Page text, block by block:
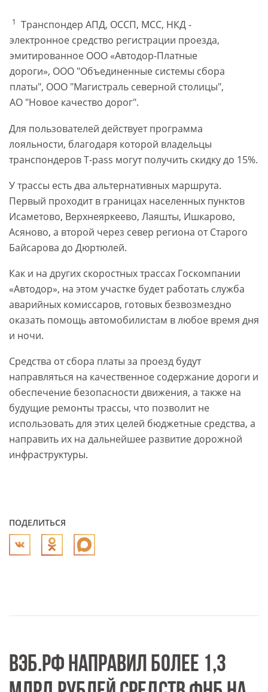
1 Транспондер АПД, ОССП, МСС, НКД -
электронное средство регистрации проезда,
эмитированное ООО «Автодор-Платные
дороги», ООО "Объединенные системы сбора
платы", ООО "Магистраль северной столицы",
АО "Новое качество дорог".
Для пользователей действует программа
лояльности, благодаря которой владельцы
транспондеров T-pass могут получить скидку до 15%.
У трассы есть два альтернативных маршрута.
Первый проходит в границах населенных пунктов
Исаметово, Верхнеяркеево, Лаяшты, Ишкарово,
Асяново, а второй через север региона от Старого
Байсарова до Дюртюлей.
Как и на других скоростных трассах Госкомпании
«Автодор», на этом участке будет работать служба
аварийных комиссаров, готовых безвозмездно
оказать помощь автомобилистам в любое время дня
и ночи.
Средства от сбора платы за проезд будут
направляться на качественное содержание дороги и
обеспечение безопасности движения, а также на
будущие ремонты трассы, что позволит не
использовать для этих целей бюджетные средства, а
направить их на дальнейшее развитие дорожной
инфраструктуры.
ПОДЕЛИТЬСЯ
ВЭБ.РФ НАПРАВИЛ БОЛЕЕ 1,3